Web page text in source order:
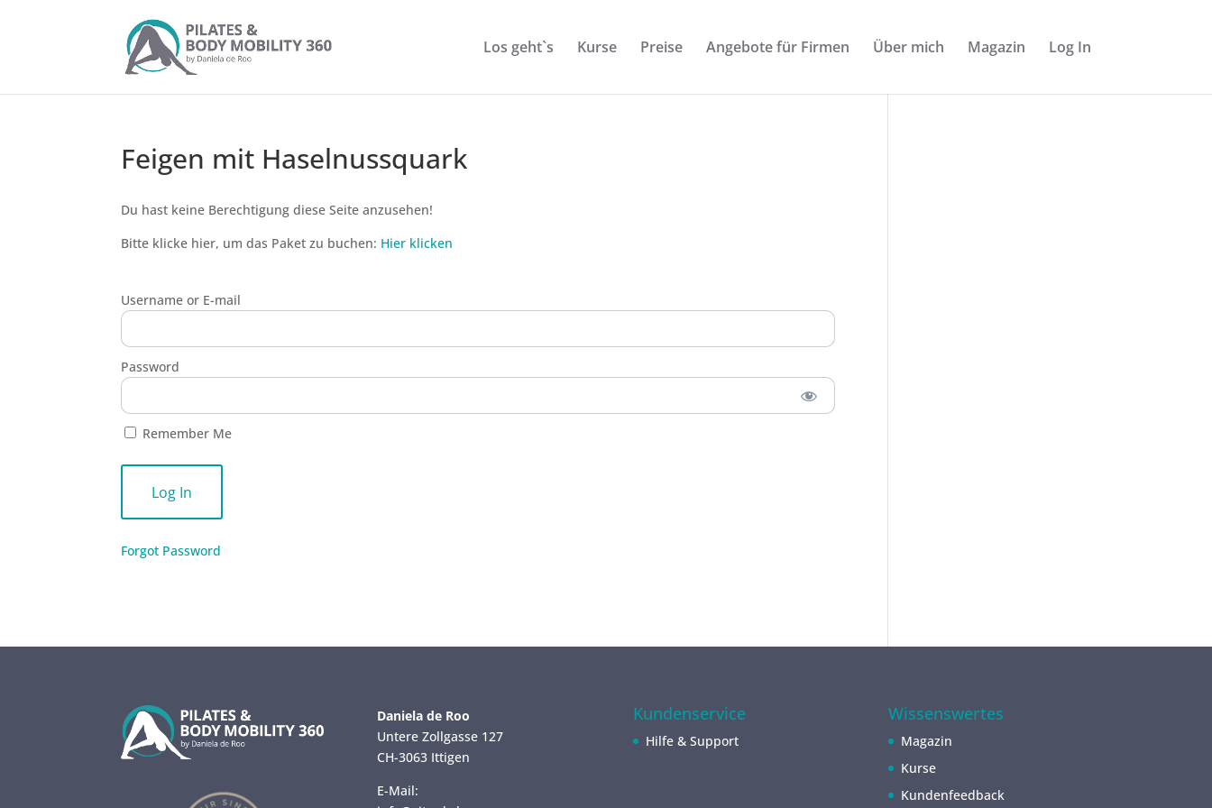
Los geht`s Kurse Preise Angebote für Firmen Über mich Magazin Log In
Feigen mit Haselnussquark
Du hast keine Berechtigung diese Seite anzusehen!
Bitte klicke hier, um das Paket zu buchen: Hier klicken
Username or E-mail
Password
Remember Me
Forgot Password
Daniela de Roo
Untere Zollgasse 127
CH-3063 Ittigen
E-Mail:
Kundenservice
Hilfe & Support
Wissenswertes
Magazin
Kurse
Kundenfeedback